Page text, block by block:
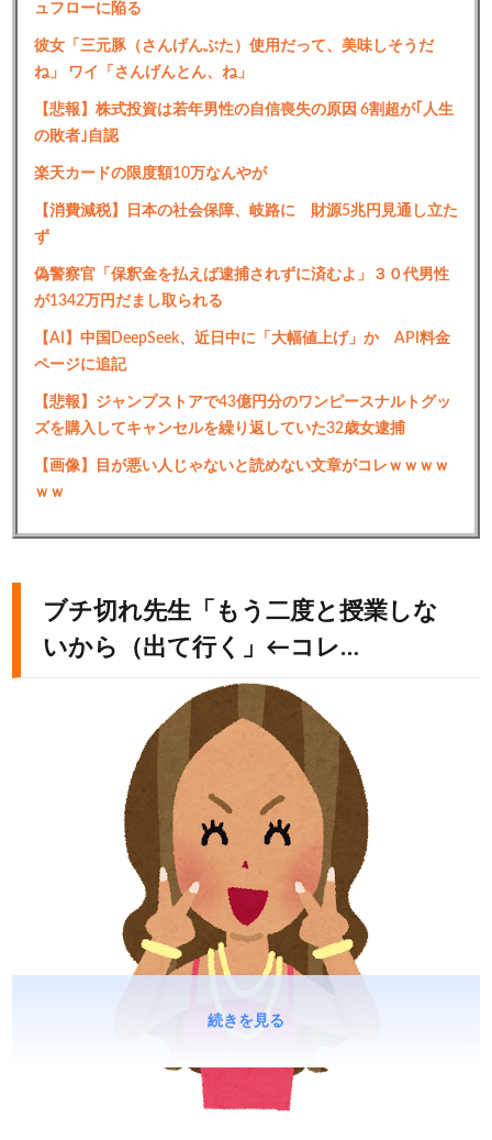
ュフローに陥る
彼女「三元豚（さんげんぶた）使用だって、美味しそうだ
ね」 ワイ「さんげんとん、ね」
【悲報】株式投資は若年男性の自信喪失の原因 6割超が｢人生
の敗者｣自認
楽天カードの限度額10万なんやが
【消費減税】日本の社会保障、岐路に 財源5兆円見通し立た
ず
偽警察官「保釈金を払えば逮捕されずに済むよ」３０代男性
が1342万円だまし取られる
【AI】中国DeepSeek、近日中に「大幅値上げ」か API料金
ページに追記
【悲報】ジャンプストアで43億円分のワンピースナルトグッ
ズを購入してキャンセルを繰り返していた32歳女逮捕
【画像】目が悪い人じゃないと読めない文章がコレｗｗｗｗ
ｗｗ
ブチ切れ先生「もう二度と授業しな
いから（出て行く」←コレ…
続きを見る